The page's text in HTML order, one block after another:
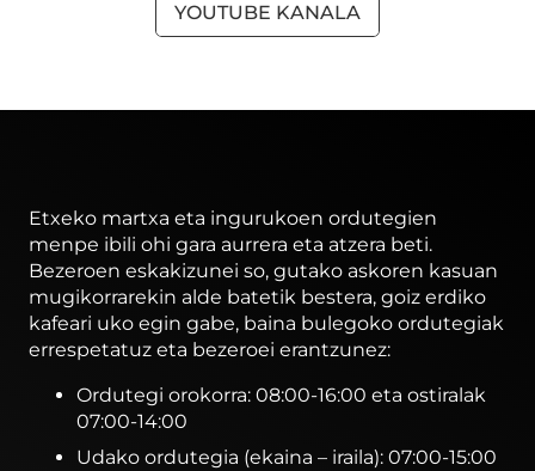
YOUTUBE KANALA
Etxeko martxa eta ingurukoen ordutegien
menpe ibili ohi gara aurrera eta atzera beti.
Bezeroen eskakizunei so, gutako askoren kasuan
mugikorrarekin alde batetik bestera, goiz erdiko
kafeari uko egin gabe, baina bulegoko ordutegiak
errespetatuz eta bezeroei erantzunez:
Ordutegi orokorra: 08:00-16:00 eta ostiralak
07:00-14:00
Udako ordutegia (ekaina – iraila): 07:00-15:00